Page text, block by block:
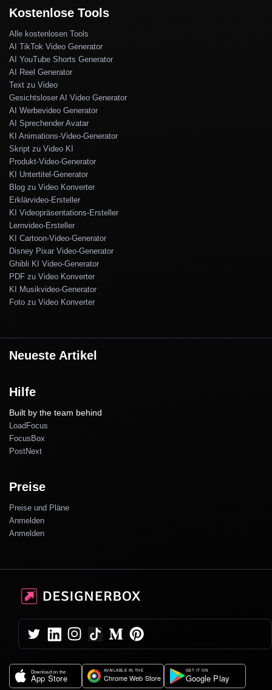
Kostenlose Tools
Alle kostenlosen Tools
AI TikTok Video Generator
AI YouTube Shorts Generator
AI Reel Generator
Text zu Video
Gesichtsloser AI Video Generator
AI Werbevideo Generator
AI Sprechender Avatar
KI Animations-Video-Generator
Skript zu Video KI
Produkt-Video-Generator
KI Untertitel-Generator
Blog zu Video Konverter
Erklärvideo-Ersteller
KI Videopräsentations-Ersteller
Lernvideo-Ersteller
KI Cartoon-Video-Generator
Disney Pixar Video-Generator
Ghibli KI Video-Generator
PDF zu Video Konverter
KI Musikvideo-Generator
Foto zu Video Konverter
Neueste Artikel
Hilfe
Built by the team behind
LoadFocus
FocusBox
PostNext
Preise
Preise und Pläne
Anmelden
Anmelden